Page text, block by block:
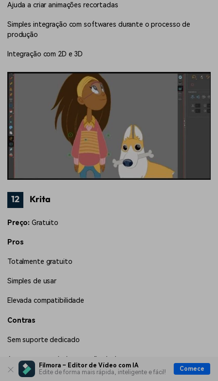
Filmora – Editor de Vídeo com IA
Edite de forma mais rápida, inteligente e fácil!
Comece
Ajuda a criar animações recortadas
Simples integração com softwares durante o processo de
produção
Integração com 2D e 3D
12 Krita
Preço: Gratuito
Pros
Totalmente gratuito
Simples de usar
Elevada compatibilidade
Contras
Sem suporte dedicado
Apenas compatível em versão desktop
IU datada